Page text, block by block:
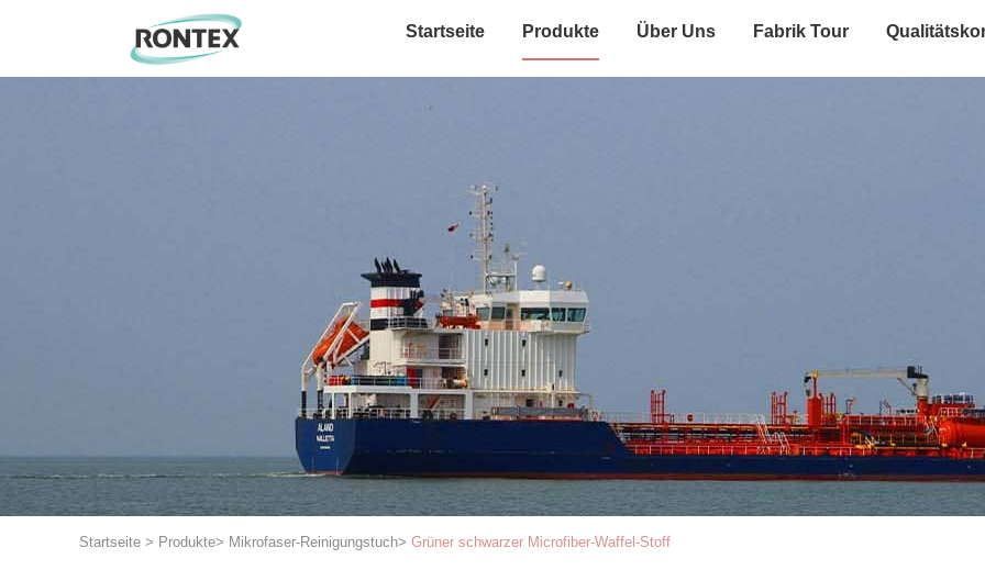
Startseite Produkte Über Uns Fabrik Tour
Startseite > Produkte> Mikrofaser-Reinigungstuch> Grüner schwarzer Microfiber-Waffel-Stoff